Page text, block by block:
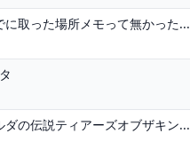
に取った場所メモって無かった...
ダの伝説ティアーズオブザキン...